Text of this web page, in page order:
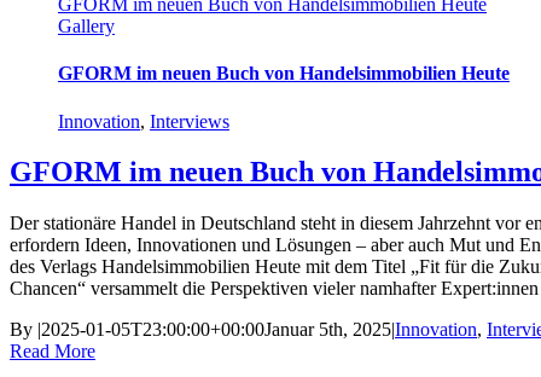
GFORM im neuen Buch von Handelsimmobilien Heute
Gallery
GFORM im neuen Buch von Handelsimmobilien Heute
Innovation, Interviews
GFORM im neuen Buch von
Der stationäre Handel in Deutschland steht in diesem Jahrzehnt vor
erfordern Ideen, Innovationen und Lösungen – aber auch Mut und
des Verlags Handelsimmobilien Heute mit dem Titel „Fit für die
Chancen“ versammelt die Perspektiven vieler namhafter
By |2025-01-05T23:00:00+00:00Januar 5th, 2025|Innovation,
Read More